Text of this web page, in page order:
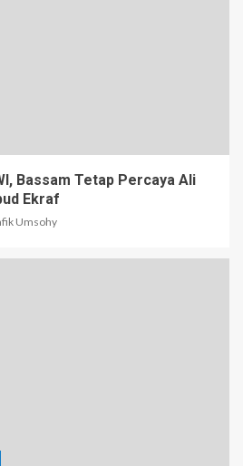
Bassam Tetap Percaya Ali
Ekraf
Umsohy